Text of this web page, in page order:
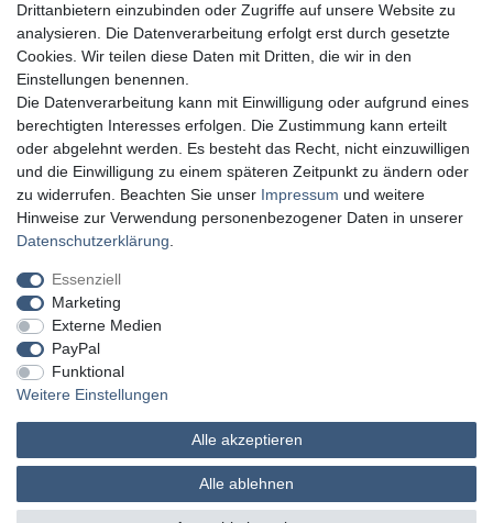
MATHES Werkzeuge und Maschinen
Drittanbietern einzubinden oder Zugriffe auf unsere Website zu
analysieren. Die Datenverarbeitung erfolgt erst durch gesetzte
Cookies. Wir teilen diese Daten mit Dritten, die wir in den
Einstellungen benennen.
Die Datenverarbeitung kann mit Einwilligung oder aufgrund eines
berechtigten Interesses erfolgen. Die Zustimmung kann erteilt
oder abgelehnt werden. Es besteht das Recht, nicht einzuwilligen
und die Einwilligung zu einem späteren Zeitpunkt zu ändern oder
zu widerrufen. Beachten Sie unser Impressum und weitere
Hinweise zur Verwendung personenbezogener Daten in unserer
Daten­schutz­erklärung
Essenziell
Marketing
Externe Medien
PayPal
Funktional
Weitere Einstellungen
Alle akzeptieren
Alle ablehnen